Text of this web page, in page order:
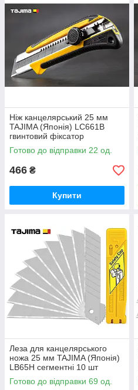
Ніж канцелярський 25 мм
TAJIMA (Японія) LC661B
гвинтовий фіксатор
Готово до відправки 22 од.
466 ₴
Купити
Леза для канцелярського
ножа 25 мм TAJIMA (Японія)
LB65H сегментні 10 шт
Готово до відправки 69 од.